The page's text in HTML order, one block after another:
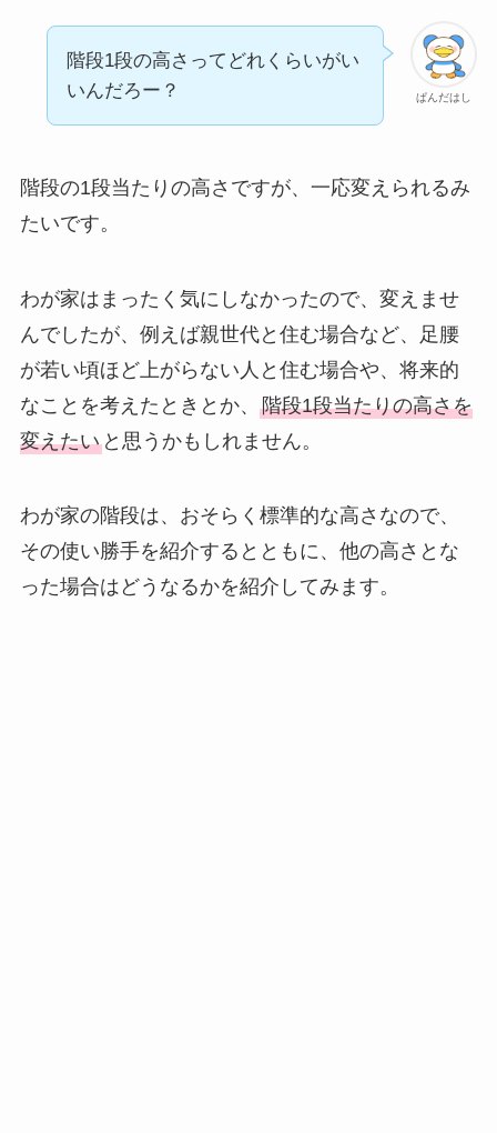
ぱんだはし
階段1段の高さってどれくらいがい
いんだろー？
階段の1段当たりの高さですが、一応変えられるみ
たいです。
わが家はまったく気にしなかったので、変えませ
んでしたが、例えば親世代と住む場合など、足腰
が若い頃ほど上がらない人と住む場合や、将来的
なことを考えたときとか、 階段1段当たりの高さを
変えたいと思うかもしれません。
わが家の階段は、おそらく標準的な高さなので、
その使い勝手を紹介するとともに、他の高さとな
った場合はどうなるかを紹介してみます。